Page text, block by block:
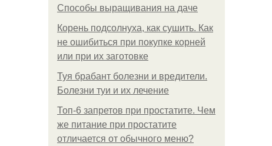
Способы выращивания на даче
Корень подсолнуха, как сушить. Как
не ошибиться при покупке корней
или при их заготовке
Туя брабант болезни и вредители.
Болезни туи и их лечение
Топ-6 запретов при простатите. Чем
же питание при простатите
отличается от обычного меню?